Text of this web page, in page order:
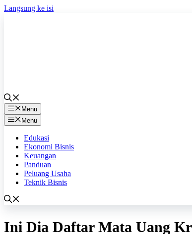
Langsung ke isi
Menu
Menu
Edukasi
Ekonomi Bisnis
Keuangan
Panduan
Peluang Usaha
Teknik Bisnis
Ini Dia Daftar Mata Uang